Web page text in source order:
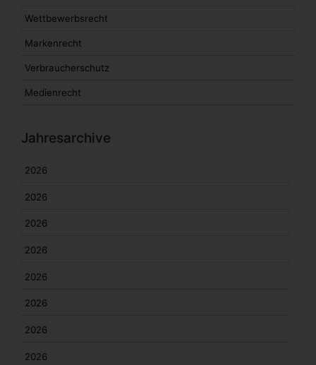
Wettbewerbsrecht
Markenrecht
Verbraucherschutz
Medienrecht
Jahresarchive
2026
2026
2026
2026
2026
2026
2026
2026